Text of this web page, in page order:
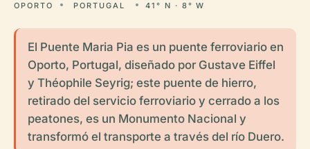
OPORTO PORTUGAL 41° N · 8° W
El Puente Maria Pia es un puente ferroviario en
Oporto, Portugal, diseñado por Gustave Eiffel
y Théophile Seyrig; este puente de hierro,
retirado del servicio ferroviario y cerrado a los
peatones, es un Monumento Nacional y
transformó el transporte a través del río Duero.